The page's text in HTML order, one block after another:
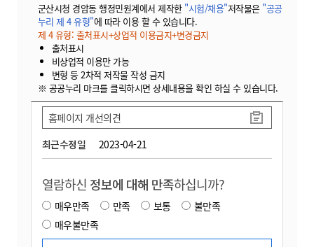
군산시청 경암동 행정민원계에서 제작한 "시험/채용"저작물은 "공공
누리 제 4 유형"에 따라 이용 할 수 있습니다.
제 4 유형: 출처표시+상업적 이용금지+변경금지
출처표시
비상업적 이용만 가능
변형 등 2차적 저작물 작성 금지
※ 공공누리 마크를 클릭하시면 상세내용을 확인 하실 수 있습니다.
최근수정일 2023-04-21
홈페이지 개선의견
열람하신 정보에 대해 만족하십니까?
매우만족 만족 보통
불만족
매우불만족